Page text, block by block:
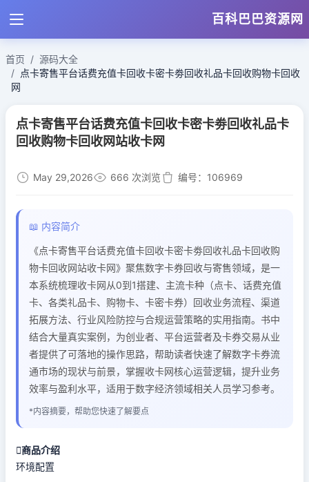
百科巴巴资源网
首页
源码大全
点卡寄售平台话费充值卡回收卡密卡劵回收礼品卡回收购物卡回收
网
点卡寄售平台话费充值卡回收卡密卡劵回收礼品卡
回收购物卡回收网站收卡网
May 29,2026 666 次浏览 编号：106969
📖 内容简介
《点卡寄售平台话费充值卡回收卡密卡劵回收礼品卡回收购
物卡回收网站收卡网》聚焦数字卡券回收与寄售领域，是一
本系统梳理收卡网从0到1搭建、主流卡种（点卡、话费充值
卡、各类礼品卡、购物卡、卡密卡券）回收业务流程、渠道
拓展方法、行业风险防控与合规运营策略的实用指南。书中
结合大量真实案例，为创业者、平台运营者及卡券交易从业
者提供了可落地的操作思路，帮助读者快速了解数字卡券流
通市场的现状与前景，掌握收卡网核心运营逻辑，提升业务
效率与盈利水平，适用于数字经济领域相关人员学习参考。
*内容摘要，帮助您快速了解要点
商品介绍
环境配置